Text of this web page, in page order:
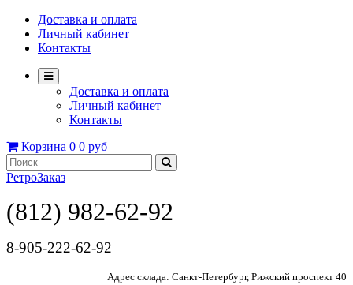
Доставка и оплата
Личный кабинет
Контакты
Доставка и оплата
Личный кабинет
Контакты
Корзина 0 0 руб
РетроЗаказ
(812) 982-62-92
8-905-222-62-92
Адрес склада: Санкт-Петербург, Рижский проспект 40